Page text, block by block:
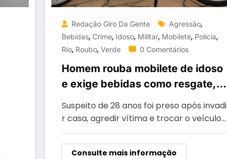
Redação Giro Da Gente Agressão,
Bebidas, Crime, Idoso, Militar, Mobilete, Polícia,
Rio, Roubo, Verde 0 Comentários
Homem rouba mobilete de idoso
e exige bebidas como resgate,
em Rio Verde
Suspeito de 28 anos foi preso após invadi
r casa, agredir vítima e trocar o veículo…
Consulte mais informação